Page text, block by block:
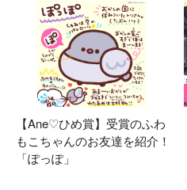
【Ane♡ひめ賞】受賞のふわ
もこちゃんのお友達を紹介！
「ぽっぽ」